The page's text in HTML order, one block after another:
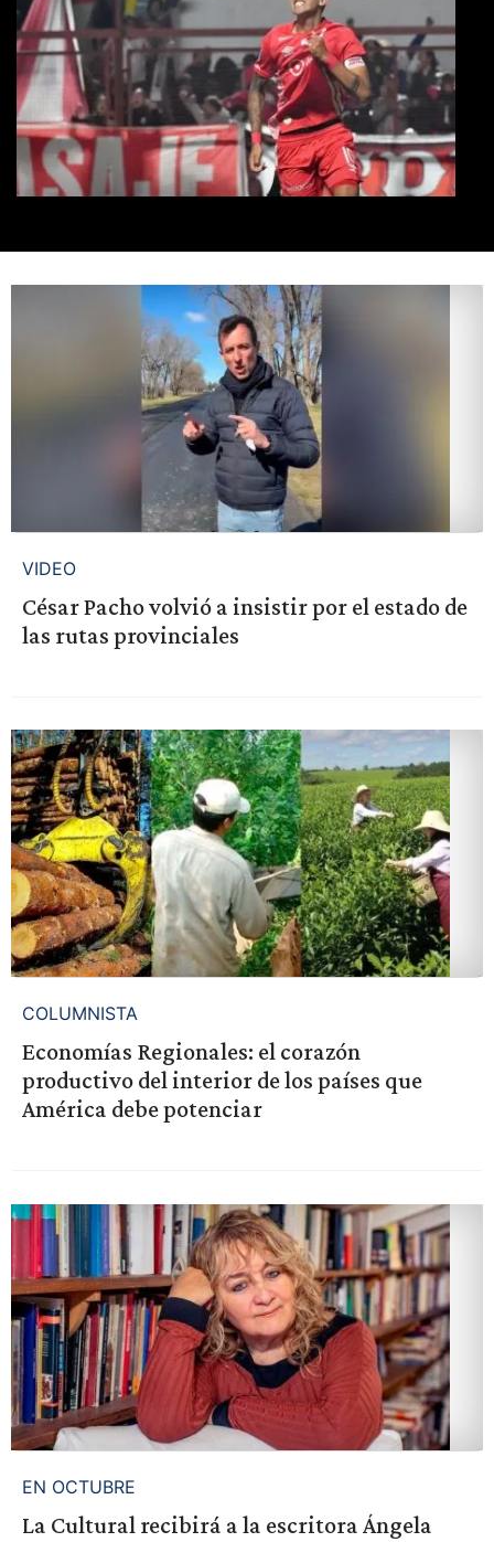
VIDEO
César Pacho volvió a insistir por el estado de
las rutas provinciales
COLUMNISTA
Economías Regionales: el corazón
productivo del interior de los países que
América debe potenciar
EN OCTUBRE
La Cultural recibirá a la escritora Ángela